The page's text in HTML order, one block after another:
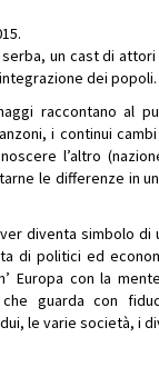
un cast di
dei popoli.
raccontano al
i continui
l’altro
le differenze in
diventa simbolo di
di politici ed
Europa con la
guarda con
le varie società, i